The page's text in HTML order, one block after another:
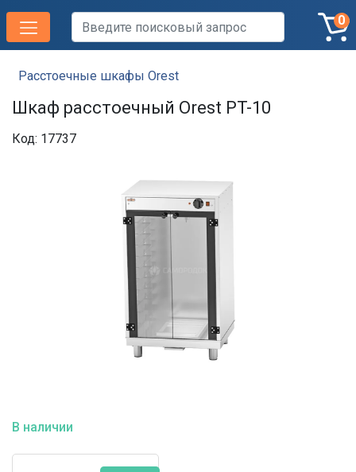
0
Расстоечные шкафы Orest
Шкаф расстоечный Orest PT-10
Код: 17737
В наличии